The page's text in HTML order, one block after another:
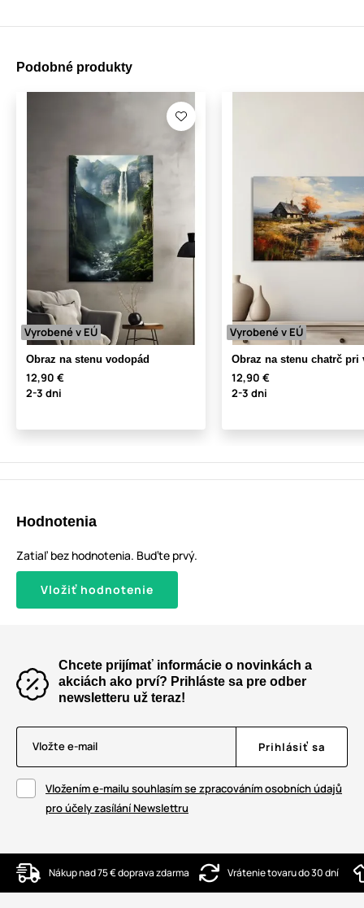
Podobné produkty
Vyrobené v EÚ
Obraz na stenu vodopád
12,90 €
2-3 dni
Vyrobené v EÚ
Obraz na stenu chatrč pri
12,90 €
2-3 dni
Hodnotenia
Zatiaľ bez hodnotenia. Buďte prvý.
Vložiť hodnotenie
Chcete prijímať informácie o novinkách a
akciách ako prví? Prihláste sa pre odber
newsletteru už teraz!
Vložte e-mail Prihlásiť sa
Vložením e-mailu souhlasím se zpracováním osobních údajů
pro účely zasílání Newslettru
Nákup nad 75 € doprava zdarma Vrátenie tovaru do 30 dní